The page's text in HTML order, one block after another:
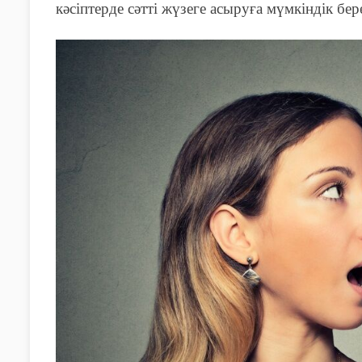
кәсіптерде сәтті жүзеге асыруға мүмкіндік